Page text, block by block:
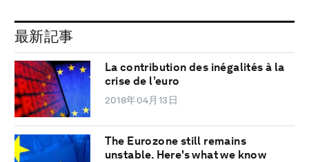
最新記事
La contribution des inégalités à la
crise de l’euro
2018年04月13日
The Eurozone still remains
unstable. Here's what we know